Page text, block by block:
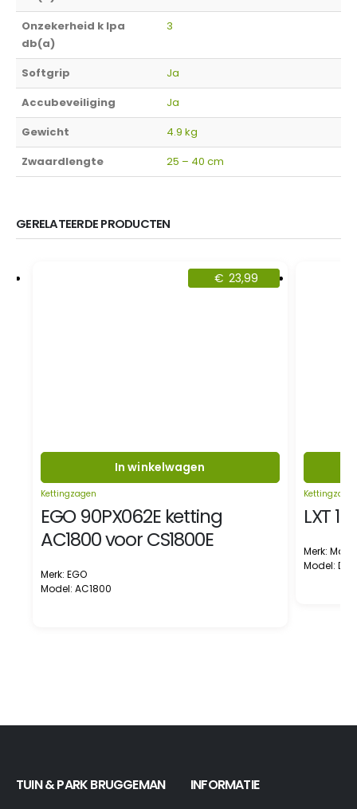
Onzekerheid k lpa
db(a)
3
Softgrip
Ja
Accubeveiliging
Ja
Gewicht
4.9 kg
Zwaardlengte
25 – 40 cm
GERELATEERDE PRODUCTEN
€ 23,99
In winkelwagen
Kettingzagen
EGO 90PX062E ketting
AC1800 voor CS1800E
Merk: EGO
Model: AC1800
LXT
Merk:
Model:
TUIN & PARK BRUGGEMAN INFORMATIE